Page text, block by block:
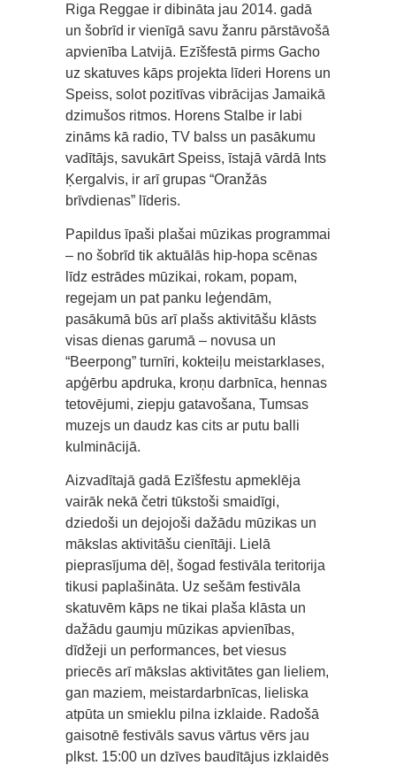
Riga Reggae ir dibināta jau 2014. gadā
un šobrīd ir vienīgā savu žanru pārstāvošā
apvienība Latvijā. Ezīšfestā pirms Gacho
uz skatuves kāps projekta līderi Horens un
Speiss, solot pozitīvas vibrācijas Jamaikā
dzimušos ritmos. Horens Stalbe ir labi
zināms kā radio, TV balss un pasākumu
vadītājs, savukārt Speiss, īstajā vārdā Ints
Ķergalvis, ir arī grupas “Oranžās
brīvdienas” līderis.
Papildus īpaši plašai mūzikas programmai
– no šobrīd tik aktuālās hip-hopa scēnas
līdz estrādes mūzikai, rokam, popam,
regejam un pat panku leģendām,
pasākumā būs arī plašs aktivitāšu klāsts
visas dienas garumā – novusa un
“Beerpong” turnīri, kokteiļu meistarklases,
apģērbu apdruka, kroņu darbnīca, hennas
tetovējumi, ziepju gatavošana, Tumsas
muzejs un daudz kas cits ar putu balli
kulminācijā.
Aizvadītajā gadā Ezīšfestu apmeklēja
vairāk nekā četri tūkstoši smaidīgi,
dziedoši un dejojoši dažādu mūzikas un
mākslas aktivitāšu cienītāji. Lielā
pieprasījuma dēļ, šogad festivāla teritorija
tikusi paplašināta. Uz sešām festivāla
skatuvēm kāps ne tikai plaša klāsta un
dažādu gaumju mūzikas apvienības,
dīdžeji un performances, bet viesus
priecēs arī mākslas aktivitātes gan lieliem,
gan maziem, meistardarbnīcas, lieliska
atpūta un smieklu pilna izklaide. Radošā
gaisotnē festivāls savus vārtus vērs jau
plkst. 15:00 un dzīves baudītājus izklaidēs